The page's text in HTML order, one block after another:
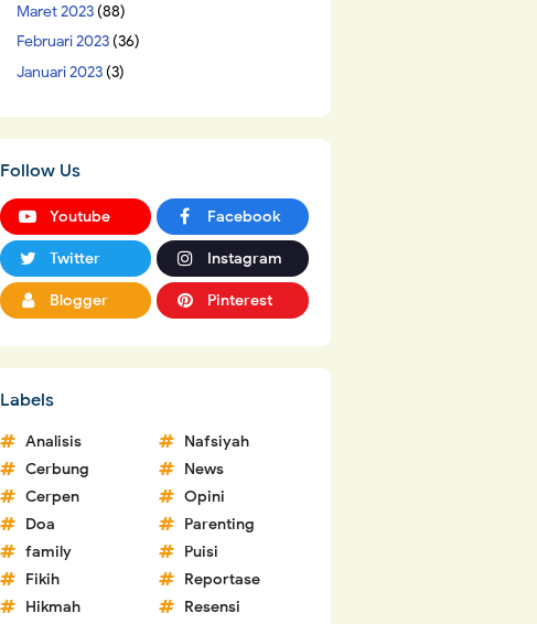
Maret 2023(88)
Februari 2023(36)
Januari 2023(3)
Follow Us
Youtube Facebook
Twitter Instagram
Blogger Pinterest
Labels
Analisis
Cerbung
Cerpen
Doa
family
Fikih
Hikmah
Nafsiyah
News
Opini
Parenting
Puisi
Reportase
Resensi